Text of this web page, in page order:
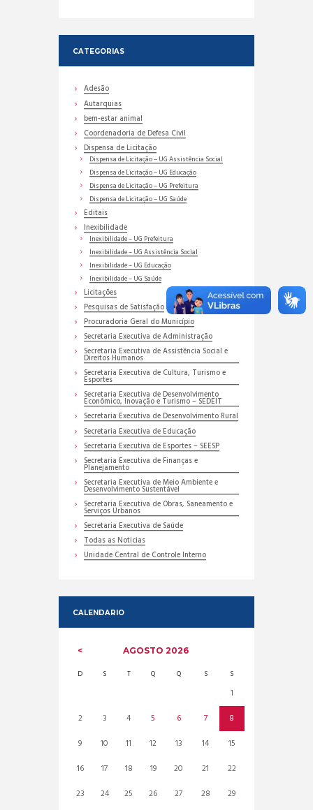
CATEGORIAS
Adesão
Autarquias
bem-estar animal
Coordenadoria de Defesa Civil
Dispensa de Licitação
Dispensa de Licitação – UG Assistência Social
Dispensa de Licitação – UG Educação
Dispensa de Licitação – UG Prefeitura
Dispensa de Licitação – UG Saúde
Editais
Inexibilidade
Inexibilidade – UG Prefeitura
Inexibilidade – UG Assistência Social
Inexibilidade – UG Educação
Inexibilidade – UG Saúde
Licitações
Pesquisas de Satisfação
Procuradoria Geral do Município
Secretaria Executiva de Administração
Secretaria Executiva de Assistência Social e
Direitos Humanos
Secretaria Executiva de Cultura, Turismo e
Esportes
Secretaria Executiva de Desenvolvimento
Econômico, Inovação e Turismo – SEDEIT
Secretaria Executiva de Desenvolvimento Rural
Secretaria Executiva de Educação
Secretaria Executiva de Esportes – SEESP
Secretaria Executiva de Finanças e
Planejamento
Secretaria Executiva de Meio Ambiente e
Desenvolvimento Sustentável
Secretaria Executiva de Obras, Saneamento e
Serviços Urbanos
Secretaria Executiva de Saúde
Todas as Noticias
Unidade Central de Controle Interno
CALENDARIO
AGOSTO2026
D S T Q Q S S
1
2
3 4 5 6 7
8
9
10 11 12 13 14
15
16
17 18 19 20 21
22
23
24 25 26 27 28 29